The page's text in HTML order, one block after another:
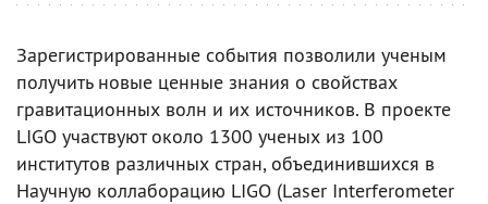
Зарегистрированные события позволили ученым
получить новые ценные знания о свойствах
гравитационных волн и их источников. В проекте
LIGO участвуют около 1300 ученых из 100
институтов различных стран, объединившихся в
Научную коллаборацию LIGO (Laser Interferometer